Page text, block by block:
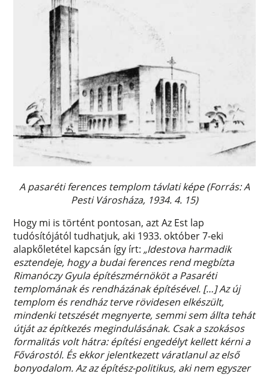
A pasaréti ferences templom távlati képe (Forrás: A
Pesti Városháza, 1934. 4. 15)
Hogy mi is történt pontosan, azt Az Est lap
tudósítójától tudhatjuk, aki 1933. október 7-eki
alapkőletétel kapcsán így írt: „Idestova harmadik
esztendeje, hogy a budai ferences rend megbízta
Rimanóczy Gyula építészmérnököt a Pasaréti
templomának és rendházának építésével. […] Az új
templom és rendház terve rövidesen elkészült,
mindenki tetszését megnyerte, semmi sem állta tehát
útját az építkezés megindulásának. Csak a szokásos
formalitás volt hátra: építési engedélyt kellett kérni a
Fővárostól. És ekkor jelentkezett váratlanul az első
bonyodalom. Az az építész-politikus, aki nem egyszer